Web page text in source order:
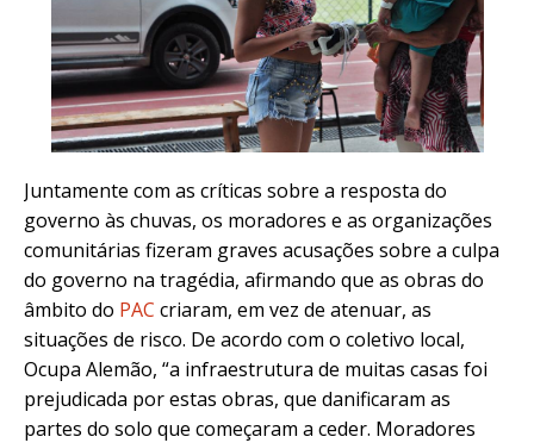
Juntamente com as críticas sobre a resposta do
governo às chuvas, os moradores e as organizações
comunitárias fizeram graves acusações sobre a culpa
do governo na tragédia, afirmando que as obras do
âmbito do PAC criaram, em vez de atenuar, as
situações de risco. De acordo com o coletivo local,
Ocupa Alemão, “a infraestrutura de muitas casas foi
prejudicada por estas obras, que danificaram as
partes do solo que começaram a ceder. Moradores